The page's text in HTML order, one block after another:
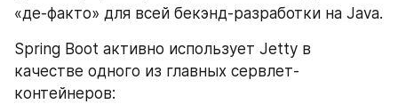
«де-факто» для всей бекэнд-разработки на Java.
Spring Boot активно использует Jetty в
качестве одного из главных сервлет-
контейнеров: